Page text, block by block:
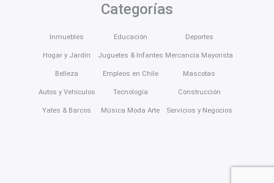
Categorías
Inmuebles
Hogar y Jardín
Belleza
Autos y Vehículos
Yates & Barcos
Educación
Juguetes & Infantes
Empleos en Chile
Tecnología
Música Moda Arte
Deportes
Mercancía Mayorista
Mascotas
Construcción
Servicios y Negocios